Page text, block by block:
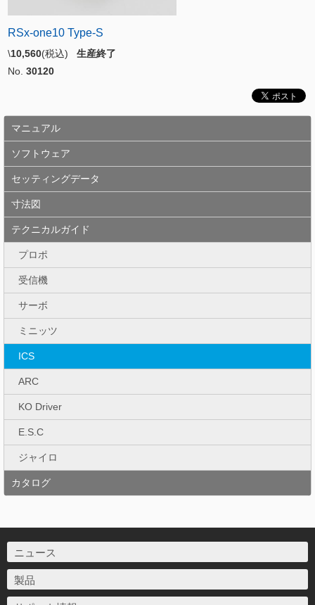
RSx-one10 Type-S
\10,560(税込) 生産終了
No. 30120
マニュアル
ソフトウェア
セッティングデータ
寸法図
テクニカルガイド
プロポ
受信機
サーボ
ミニッツ
ICS
ARC
KO Driver
E.S.C
ジャイロ
カタログ
ニュース
製品